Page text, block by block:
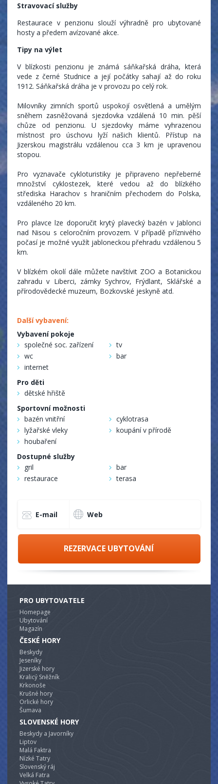
Stravovací služby
Restaurace v penzionu slouží výhradně pro ubytované
hosty a předem avízované akce.
Tipy na výlet
V blízkosti penzionu je známá sáňkařská dráha, která
vede z černé Studnice a její počátky sahají až do roku
1912. Sáňkařská dráha je v provozu po celý rok.
Milovníky zimních sportů uspokojí osvětlená a umělým
sněhem zasněžovaná sjezdovka vzdálená 10 min. pěší
chůze od penzionu. U sjezdovky máme vyhrazenou
místnost pro úschovu lyží našich klientů. Přístup na
Jizerskou magistrálu vzdálenou cca 3 km je upravenou
stopou.
Pro vyznavače cykloturistiky je připraveno nepřeberné
množství cyklostezek, které vedou až do blízkého
střediska Harachov s hraničním přechodem do Polska,
vzdáleného 20 km.
Pro plavce lze doporučit krytý plavecký bazén v Jablonci
nad Nisou s celoročním provozem. V případě příznivého
počasí je možné využít jabloneckou přehradu vzdálenou 5
km.
V blízkém okolí dále můžete navštívit ZOO a Botanickou
zahradu v Liberci, zámky Sychrov, Frýdlant, Sklářské a
přírodovědecké muzeum, Bozkovské jeskyně atd.
Další vybavení:
Vybavení pokoje
společné soc. zařízení
tv
wc
bar
internet
Pro děti
dětské hřiště
Sportovní možnosti
bazén vnitřní
cyklotrasa
lyžařské vleky
koupání v přírodě
houbaření
Dostupné služby
gril
bar
restaurace
terasa
E-mail Web
REZERVACE UBYTOVÁNÍ
PRO UBYTOVATELE
Homepage
Ubytování
Magazín
ČESKÉ HORY
Beskydy
Jeseníky
Jizerské hory
Kralicý Sněžník
Krkonoše
Krušné hory
Orlické hory
Šumava
SLOVENSKÉ HORY
Beskydy a Javorníky
Liptov
Malá Faktra
Nízké Tatry
Slovenský ráj
Velká Fatra